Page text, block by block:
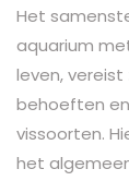
Het
aquarium
leven, vereist
behoeften
vissoorten.
het